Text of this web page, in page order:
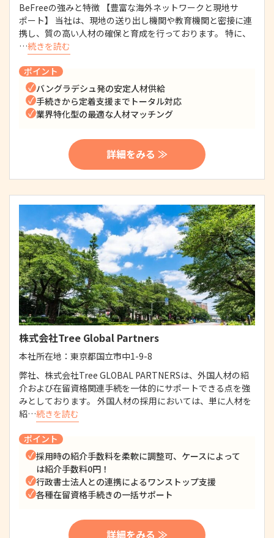
BeFreeの強みと特徴 【豊富な海外ネットワークと現地サ
ポート】 当社は、現地の送り出し機関や教育機関と密接に連
携し、質の高い人材の確保と育成を行っております。 特に、
…続きを読む
ポイント
バングラデシュ発の安定人材供給
手続きから定着支援までトータル対応
業界特化型の最適な人材マッチング
詳細をみる ≫
株式会社Tree Global Partners
本社所在地： 東京都国立市中1-9-8
弊社、株式会社Tree GLOBAL PARTNERSは、外国人材の紹
介および在留資格関連手続を一体的にサポートできる点を強
みとしております。 外国人材の採用においては、単に人材を
紹…続きを読む
ポイント
採用時の紹介手数料を柔軟に調整可、ケースによって
は紹介手数料0円！
行政書士法人との連携によるワンストップ支援
各種在留資格手続きの一括サポート
詳細をみる ≫